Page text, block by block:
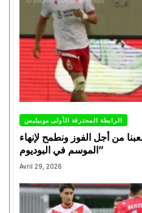
الرابطة المحترفة الأولى موبيليس
من أجل الفوز ونطمح لإنهاء
الموسم في البوديوم”
Avril 29, 2026